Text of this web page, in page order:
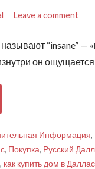
Leave a comment
“insane” —
он
Информация,
, Покупка, Русский
, как купить дом в